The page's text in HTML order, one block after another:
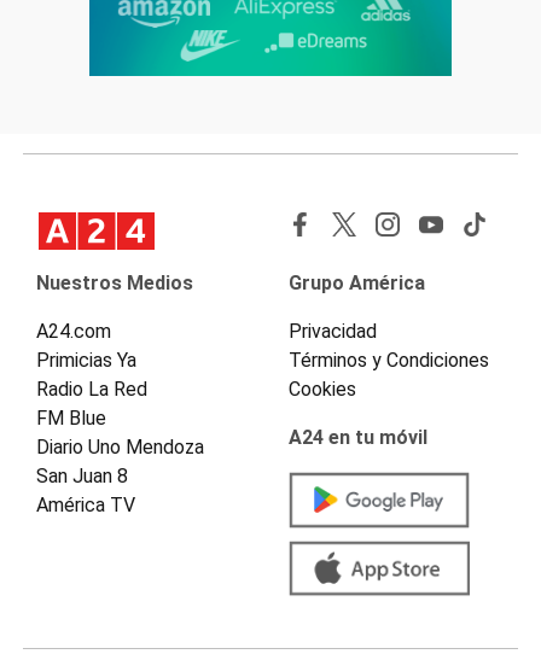
Nuestros Medios
A24.com
Primicias Ya
Radio La Red
FM Blue
Diario Uno Mendoza
San Juan 8
América TV
Grupo América
Privacidad
Términos y Condiciones
Cookies
A24 en tu móvil